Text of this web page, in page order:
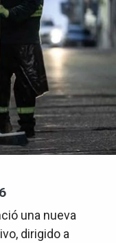
una nueva
dirigido a